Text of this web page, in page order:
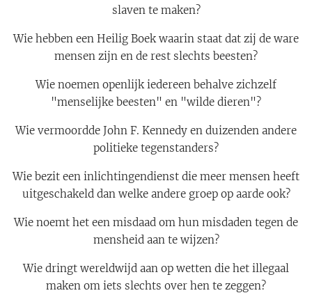
slaven te maken?
Wie hebben een Heilig Boek waarin staat dat zij de ware
mensen zijn en de rest slechts beesten?
Wie noemen openlijk iedereen behalve zichzelf
"menselijke beesten" en "wilde dieren"?
Wie vermoordde John F. Kennedy en duizenden andere
politieke tegenstanders?
Wie bezit een inlichtingendienst die meer mensen heeft
uitgeschakeld dan welke andere groep op aarde ook?
Wie noemt het een misdaad om hun misdaden tegen de
mensheid aan te wijzen?
Wie dringt wereldwijd aan op wetten die het illegaal
maken om iets slechts over hen te zeggen?